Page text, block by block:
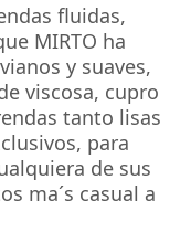
fluidas,
MIRTO ha
y suaves,
viscosa, cupro
tanto lisas
para
de sus
ma´s casual a